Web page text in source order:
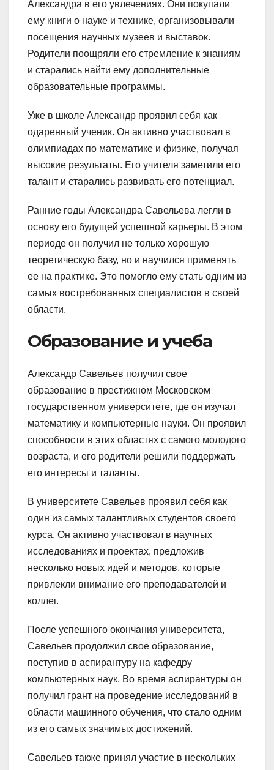
Александра в его увлечениях. Они покупали
ему книги о науке и технике, организовывали
посещения научных музеев и выставок.
Родители поощряли его стремление к знаниям
и старались найти ему дополнительные
образовательные программы.
Уже в школе Александр проявил себя как
одаренный ученик. Он активно участвовал в
олимпиадах по математике и физике, получая
высокие результаты. Его учителя заметили его
талант и старались развивать его потенциал.
Ранние годы Александра Савельева легли в
основу его будущей успешной карьеры. В этом
периоде он получил не только хорошую
теоретическую базу, но и научился применять
ее на практике. Это помогло ему стать одним из
самых востребованных специалистов в своей
области.
Образование и учеба
Александр Савельев получил свое
образование в престижном Московском
государственном университете, где он изучал
математику и компьютерные науки. Он проявил
способности в этих областях с самого молодого
возраста, и его родители решили поддержать
его интересы и таланты.
В университете Савельев проявил себя как
один из самых талантливых студентов своего
курса. Он активно участвовал в научных
исследованиях и проектах, предложив
несколько новых идей и методов, которые
привлекли внимание его преподавателей и
коллег.
После успешного окончания университета,
Савельев продолжил свое образование,
поступив в аспирантуру на кафедру
компьютерных наук. Во время аспирантуры он
получил грант на проведение исследований в
области машинного обучения, что стало одним
из его самых значимых достижений.
Савельев также принял участие в нескольких